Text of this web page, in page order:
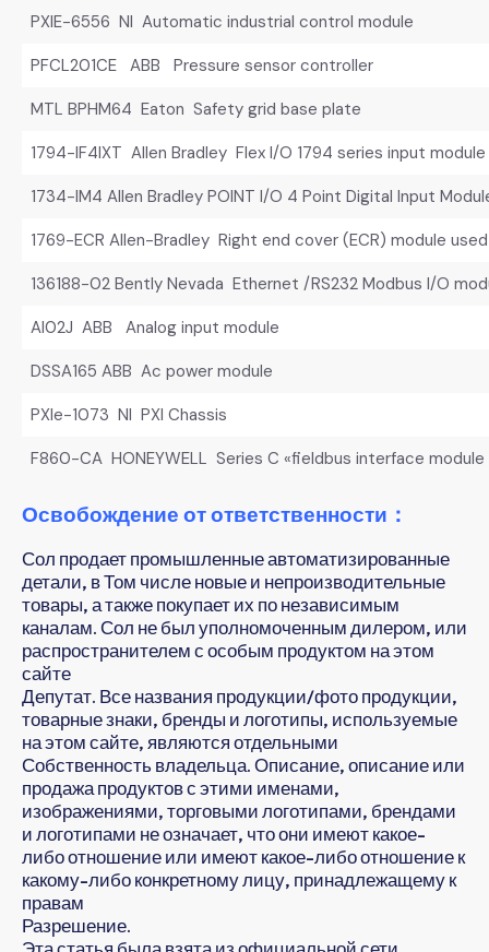
PXIE-6556 NI Automatic industrial control module
PFCL201CE ABB Pressure sensor controller
MTL BPHM64 Eaton Safety grid base plate
1794-IF4IXT Allen Bradley Flex I/O 1794 series input module
1734-IM4 Allen Bradley POINT I/O 4 Point Digital Input
1769-ECR Allen-Bradley Right end cover (ECR) module
136188-02 Bently Nevada Ethernet /RS232 Modbus I/O
AI02J ABB Analog input module
DSSA165 ABB Ac power module
PXIe-1073 NI PXI Chassis
F860-CA HONEYWELL Series C «fieldbus interface module
Освобождение от ответственности：
Сол продает промышленные автоматизированные
детали, в Том числе новые и непроизводительные
товары, а также покупает их по независимым
каналам. Сол не был уполномоченным дилером, или
распространителем с особым продуктом на этом
сайте
Депутат. Все названия продукции/фото продукции,
товарные знаки, бренды и логотипы, используемые
на этом сайте, являются отдельными
Собственность владельца. Описание, описание или
продажа продуктов с этими именами,
изображениями, торговыми логотипами, брендами
и логотипами не означает, что они имеют какое-
либо отношение или имеют какое-либо отношение к
какому-либо конкретному лицу, принадлежащему к
правам
Разрешение.